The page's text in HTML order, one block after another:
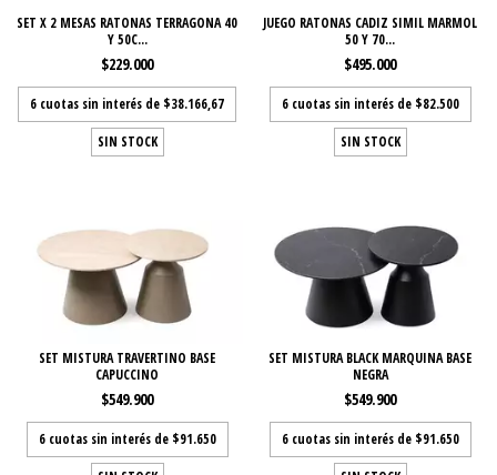
SET X 2 MESAS RATONAS TERRAGONA 40
Y 50C...
$229.000
6 cuotas sin interés de $38.166,67
SIN STOCK
JUEGO RATONAS CADIZ SIMIL MARMOL
50 Y 70...
$495.000
6 cuotas sin interés de $82.500
SIN STOCK
SET MISTURA TRAVERTINO BASE
CAPUCCINO
$549.900
6 cuotas sin interés de $91.650
SET MISTURA BLACK MARQUINA BASE
NEGRA
$549.900
6 cuotas sin interés de $91.650